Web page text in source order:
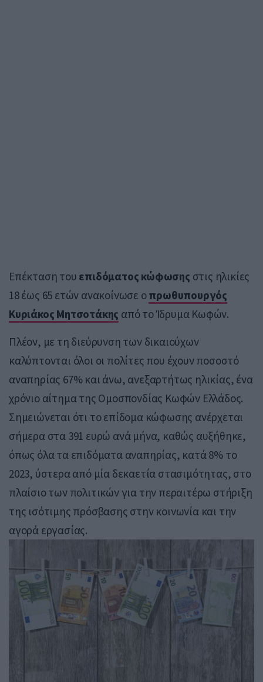
Επέκταση του επιδόματος κώφωσης στις ηλικίες
18 έως 65 ετών ανακοίνωσε οπρωθυπουργός
Κυριάκος Μητσοτάκης από το Ίδρυμα Κωφών.
Πλέον, με τη διεύρυνση των δικαιούχων
καλύπτονται όλοι οι πολίτες που έχουν ποσοστό
αναπηρίας 67% και άνω, ανεξαρτήτως ηλικίας, ένα
χρόνιο αίτημα της Ομοσπονδίας Κωφών Ελλάδος.
Σημειώνεται ότι το επίδομα κώφωσης ανέρχεται
σήμερα στα 391 ευρώ ανά μήνα, καθώς αυξήθηκε,
όπως όλα τα επιδόματα αναπηρίας, κατά 8% το
2023, ύστερα από μία δεκαετία στασιμότητας, στο
πλαίσιο των πολιτικών για την περαιτέρω στήριξη
της ισότιμης πρόσβασης στην κοινωνία και την
αγορά εργασίας.